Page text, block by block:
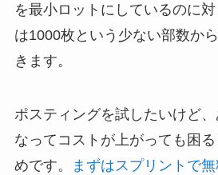
を最小ロットにしているのに
は1000枚という少ない部数か
きます。
ポスティングを試したいけど、
なってコストが上がっても困
めです。
まずはスプリントで無